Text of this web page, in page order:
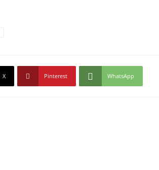
X Pinterest WhatsApp